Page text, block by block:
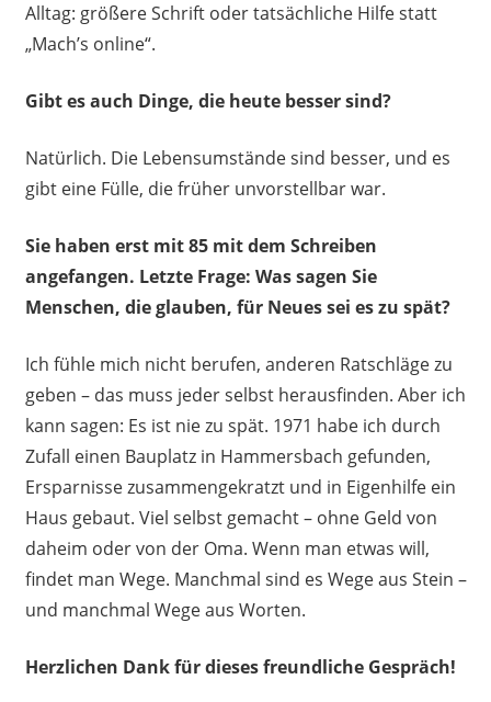
Alltag: größere Schrift oder tatsächliche Hilfe statt
„Mach’s online“.
Gibt es auch Dinge, die heute besser sind?
Natürlich. Die Lebensumstände sind besser, und es
gibt eine Fülle, die früher unvorstellbar war.
Sie haben erst mit 85 mit dem Schreiben
angefangen. Letzte Frage: Was sagen Sie
Menschen, die glauben, für Neues sei es zu spät?
Ich fühle mich nicht berufen, anderen Ratschläge zu
geben – das muss jeder selbst herausfinden. Aber ich
kann sagen: Es ist nie zu spät. 1971 habe ich durch
Zufall einen Bauplatz in Hammersbach gefunden,
Ersparnisse zusammengekratzt und in Eigenhilfe ein
Haus gebaut. Viel selbst gemacht – ohne Geld von
daheim oder von der Oma. Wenn man etwas will,
findet man Wege. Manchmal sind es Wege aus Stein –
und manchmal Wege aus Worten.
Herzlichen Dank für dieses freundliche Gespräch!